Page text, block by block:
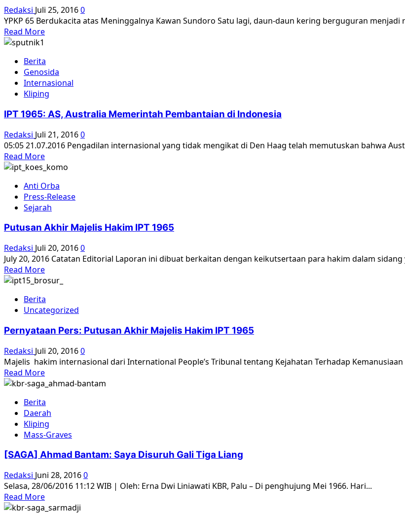
Massal
Redaksi Juli 25, 20160
YPKP 65 Berdukacita atas Meninggalnya Kawan Sundoro Satu lagi, daun-daun kering berguguran menjadi
Read MoreRead
[Lelayu]
Kawan
Sundoro
Wafat
Usia
Tahun
Berita
Genosida
Internasional
Kliping
IPT 1965: AS, Australia Memerintah Pembantaian di Indonesia
Redaksi Juli 21, 20160
05:05 21.07.2016 Pengadilan internasional yang tidak mengikat di Den Haag telah memutuskan bahwa
Read MoreRead
more
IPT
1965:
AS,
Australia
Memerintah
Pembantaian
di
Indonesia
Anti Orba
Press-Release
Sejarah
Putusan Akhir Majelis Hakim IPT 1965
Redaksi Juli 20, 20160
July 20, 2016 Catatan Editorial Laporan ini dibuat berkaitan dengan keikutsertaan para hakim dalam sidang
Read MoreRead
more
Putusan
Akhir
Hakim
1965
Berita
Uncategorized
Pernyataan Pers: Putusan Akhir Majelis Hakim IPT 1965
Redaksi Juli 20, 20160
Majelis hakim internasional dari International People’s Tribunal tentang Kejahatan Terhadap
Read MoreRead
more
Pernyataan
Pers:
Putusan
Akhir
Hakim
IPT
1965
Berita
Daerah
Kliping
Mass-Graves
[SAGA] Ahmad Bantam: Saya Disuruh Gali Tiga Liang
Redaksi Juni 28, 20160
Selasa, 28/06/2016 11:12 WIB | Oleh: Erna Dwi Liniawati KBR, Palu – Di penghujung Mei 1966. Hari...
Read MoreRead
more